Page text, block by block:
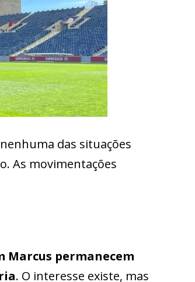
das situações
As movimentações
permanecem
. O interesse existe, mas